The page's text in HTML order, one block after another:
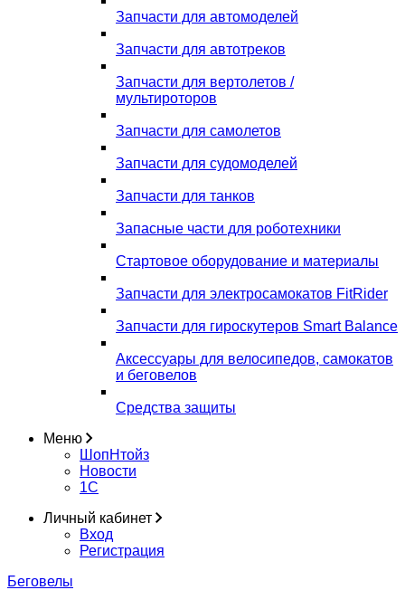
Запчасти для автомоделей
Запчасти для автотреков
Запчасти для вертолетов /
мультироторов
Запчасти для самолетов
Запчасти для судомоделей
Запчасти для танков
Запасные части для роботехники
Стартовое оборудование и материалы
Запчасти для электросамокатов FitRider
Запчасти для гироскутеров Smart Balance
Аксессуары для велосипедов, самокатов
и беговелов
Средства защиты
Меню
ШопНтойз
Новости
1C
Личный кабинет
Вход
Регистрация
Беговелы